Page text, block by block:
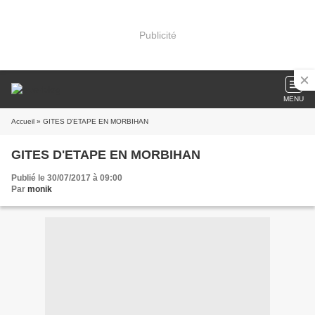
Publicité
MENU
Accueil » GITES D'ETAPE EN MORBIHAN
GITES D'ETAPE EN MORBIHAN
Publié le 30/07/2017 à 09:00
Par monik